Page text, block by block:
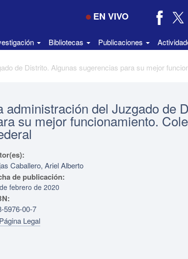
EN VIVO
Bibliotecas Publicaciones
administración del Juzgado de
su mejor funcionamiento.
Caballero, Ariel Alberto
de publicación:
febrero de 2020
5976-00-7
Página Legal